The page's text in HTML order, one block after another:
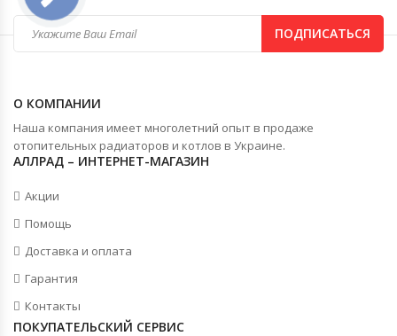
ПОДПИСАТЬСЯ
О КОМПАНИИ
Наша компания имеет многолетний опыт в продаже
отопительных радиаторов и котлов в Украине.
АЛЛРАД – ИНТЕРНЕТ-МАГАЗИН
Акции
Помощь
Доставка и оплата
Гарантия
Контакты
ПОКУПАТЕЛЬСКИЙ СЕРВИС